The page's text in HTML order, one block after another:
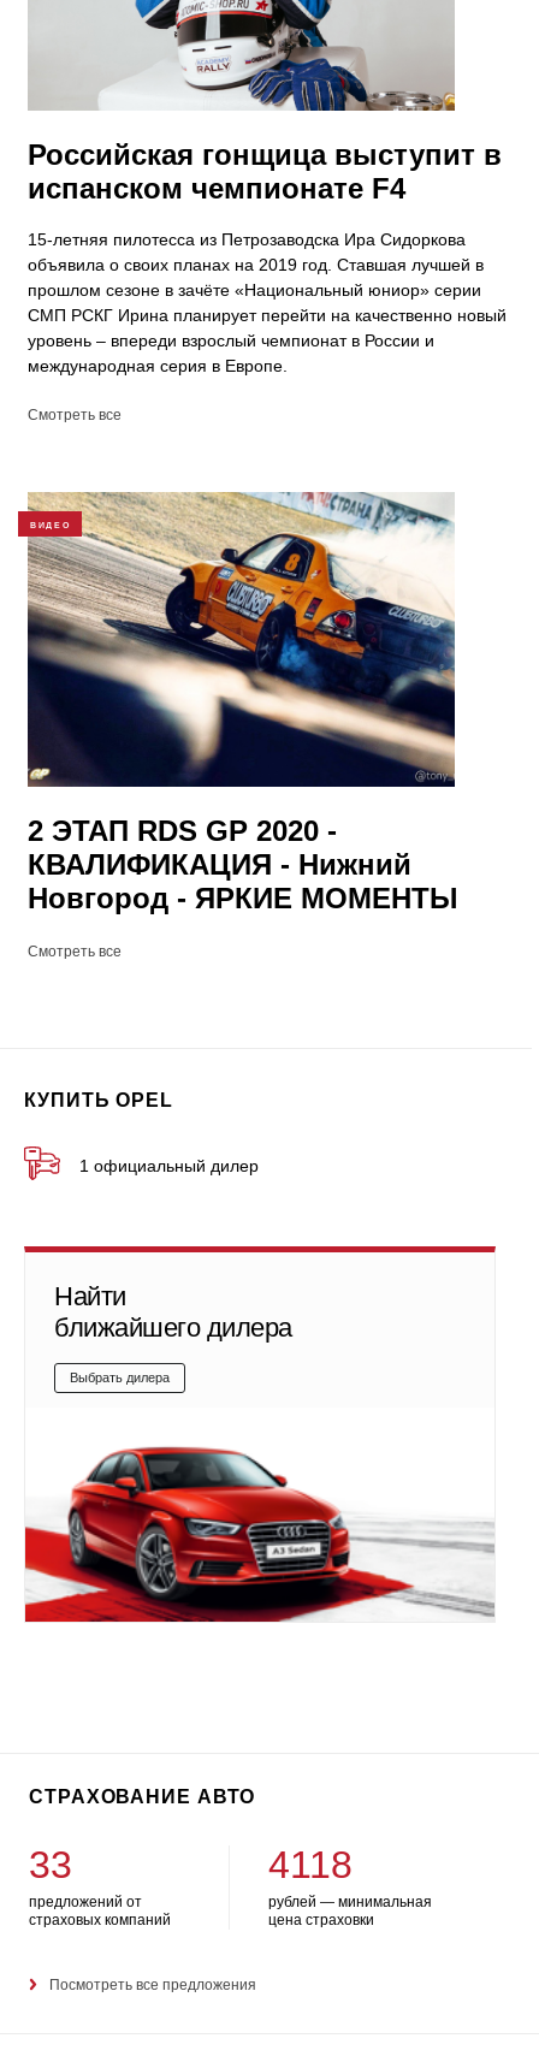
Российская гонщица выступит в
испанском чемпионате F4
15-летняя пилотесса из Петрозаводска Ира Сидоркова
объявила о своих планах на 2019 год. Ставшая лучшей в
прошлом сезоне в зачёте «Национальный юниор» серии
СМП РСКГ Ирина планирует перейти на качественно новый
уровень – впереди взрослый чемпионат в России и
международная серия в Европе.
Смотреть все
ВИДЕО
2 ЭТАП RDS GP 2020 -
КВАЛИФИКАЦИЯ - Нижний
Новгород - ЯРКИЕ МОМЕНТЫ
Смотреть все
КУПИТЬ OPEL
1 официальный дилер
Найти
ближайшего дилера
Выбрать дилера
СТРАХОВАНИЕ АВТО
33
предложений от
страховых компаний
4118
рублей — минимальная
цена страховки
Посмотреть все предложения